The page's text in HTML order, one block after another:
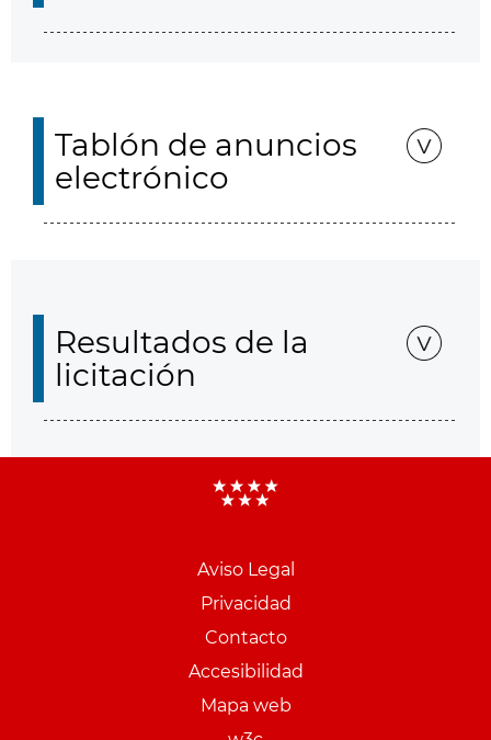
Tablón de anuncios
electrónico
Resultados de la
licitación
Aviso Legal
Privacidad
Contacto
Accesibilidad
Mapa web